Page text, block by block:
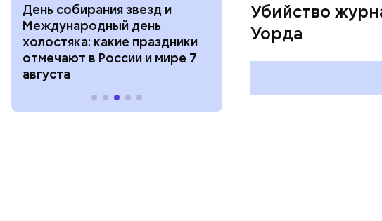
День собирания звезд и
Международный день
холостяка: какие праздники
отмечают в России и мире 7
августа
День шевеления
и Международный день
подкаблучника: какие
праздники отмечают в
Убийство
Уорда